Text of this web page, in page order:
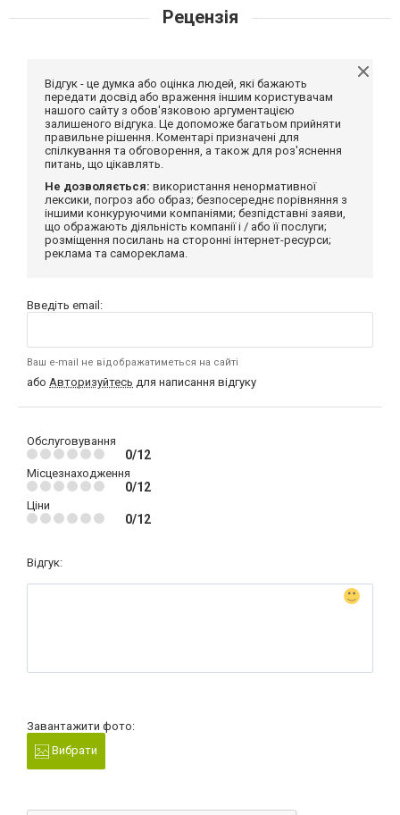
Рецензія
Відгук - це думка або оцінка людей, які бажають
передати досвід або враження іншим користувачам
нашого сайту з обов'язковою аргументацією
залишеного відгука. Це допоможе багатьом прийняти
правильне рішення. Коментарі призначені для
спілкування та обговорення, а також для роз'яснення
питань, що цікавлять.
Не дозволяється: використання ненормативної
лексики, погроз або образ; безпосереднє порівняння з
іншими конкуруючими компаніями; безпідставні заяви,
що ображають діяльність компанії і / або її послуги;
розміщення посилань на сторонні інтернет-ресурси;
реклама та самореклама.
Введіть email:
Ваш e-mail не відображатиметься на сайті
або Авторизуйтесь для написання відгуку
Обслуговування
0/12
Місцезнаходження
0/12
Ціни
0/12
Відгук:
Завантажити фото:
Вибрати